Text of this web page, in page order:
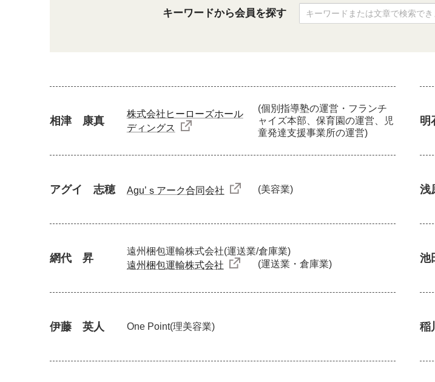
キーワードから会員を探す
相津 康真
株式会社ヒーローズホール
ディングス
(個別指導塾の運営・フランチ
ャイズ本部、保育園の運営、児
童発達支援事業所の運営)
アグイ 志穂 Agu’ｓアーク合同会社 (美容業) 浅
網代 昇
遠州梱包運輸株式会社(運送業/倉庫業)
遠州梱包運輸株式会社
(運送業・倉庫業) 池
伊藤 英人 One Point(理美容業) 稲